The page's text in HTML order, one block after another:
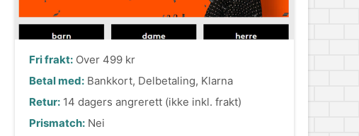
Fri frakt: Over 499 kr
Betal med: Bankkort, Delbetaling, Klarna
Retur: 14 dagers angrerett (ikke inkl. frakt)
Prismatch: Nei